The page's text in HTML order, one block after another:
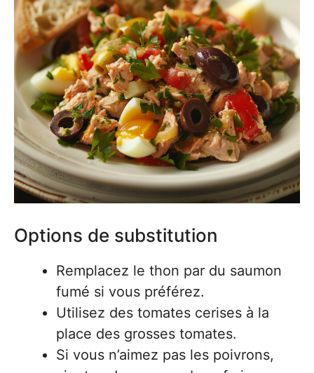
Options de substitution
Remplacez le thon par du saumon
fumé si vous préférez.
Utilisez des tomates cerises à la
place des grosses tomates.
Si vous n’aimez pas les poivrons,